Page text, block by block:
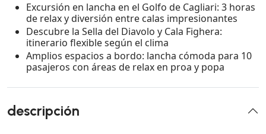
Excursión en lancha en el Golfo de Cagliari: 3 horas
de relax y diversión entre calas impresionantes
Descubre la Sella del Diavolo y Cala Fighera:
itinerario flexible según el clima
Amplios espacios a bordo: lancha cómoda para 10
pasajeros con áreas de relax en proa y popa
descripción